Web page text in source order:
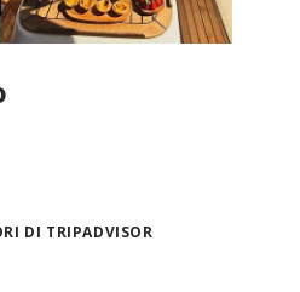
DI TRIPADVISOR